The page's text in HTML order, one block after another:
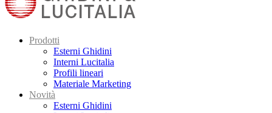
Prodotti
Esterni Ghidini
Interni Lucitalia
Profili lineari
Materiale Marketing
Novità
Esterni Ghidini